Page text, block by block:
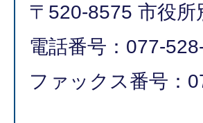
〒520-8575 市役所
電話番号：077-
ファックス番号：